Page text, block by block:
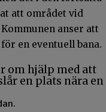
att området vid
anser att
en eventuell bana.